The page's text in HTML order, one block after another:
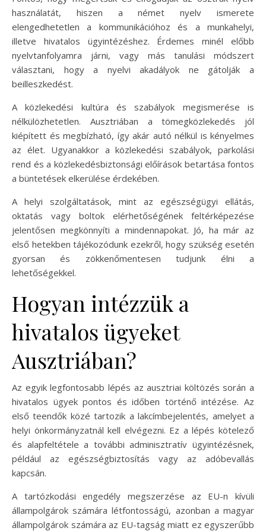
használatát, hiszen a német nyelv ismerete
elengedhetetlen a kommunikációhoz és a munkahelyi,
illetve hivatalos ügyintézéshez. Érdemes minél előbb
nyelvtanfolyamra járni, vagy más tanulási módszert
választani, hogy a nyelvi akadályok ne gátolják a
beilleszkedést.
A közlekedési kultúra és szabályok megismerése is
nélkülözhetetlen. Ausztriában a tömegközlekedés jól
kiépített és megbízható, így akár autó nélkül is kényelmes
az élet. Ugyanakkor a közlekedési szabályok, parkolási
rend és a közlekedésbiztonsági előírások betartása fontos
a büntetések elkerülése érdekében.
A helyi szolgáltatások, mint az egészségügyi ellátás,
oktatás vagy boltok elérhetőségének feltérképezése
jelentősen megkönnyíti a mindennapokat. Jó, ha már az
első hetekben tájékozódunk ezekről, hogy szükség esetén
gyorsan és zökkenőmentesen tudjunk élni a
lehetőségekkel.
Hogyan intézzük a
hivatalos ügyeket
Ausztriában?
Az egyik legfontosabb lépés az ausztriai költözés során a
hivatalos ügyek pontos és időben történő intézése. Az
első teendők közé tartozik a lakcímbejelentés, amelyet a
helyi önkormányzatnál kell elvégezni. Ez a lépés kötelező
és alapfeltétele a további adminisztratív ügyintézésnek,
például az egészségbiztosítás vagy az adóbevallás
kapcsán.
A tartózkodási engedély megszerzése az EU-n kívüli
állampolgárok számára létfontosságú, azonban a magyar
állampolgárok számára az EU-tagság miatt ez egyszerűbb